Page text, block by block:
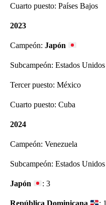
Cuarto puesto: Países Bajos
2023
Campeón: Japón
Subcampeón: Estados Unidos
Tercer puesto: México
Cuarto puesto: Cuba
2024
Campeón: Venezuela
Subcampeón: Estados Unidos
Japón : 3